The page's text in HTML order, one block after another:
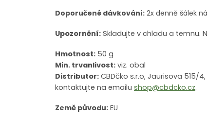
Doporučené dávkování: 2x denně šálek
Upozornění: Skladujte v chladu a temnu.
Hmotnost: 50 g
Min. trvanlivost: viz. obal
Distributor: CBDčko s.r.o, Jaurisova 515/
kontaktujte na emailu shop@cbdcko.cz.
Země původu: EU